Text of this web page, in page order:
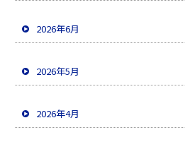
2026年6月
2026年5月
2026年4月